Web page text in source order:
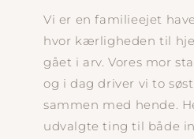
Vi er en familieejet
hvor kærligheden til
gået i arv. Vores mor
og i dag driver vi to
sammen med hende.
udvalgte ting til både